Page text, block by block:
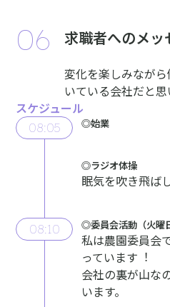
求職者へのメッ
変化を楽しみなが
いている会社だと思
スケジュール
08:05 ◎始業
◎ラジオ体操
眠気を吹き⾶ば
08:10 ◎委員会活動（⽕曜
私は農園委員会
っています︕
会社の裏が⼭な
います。